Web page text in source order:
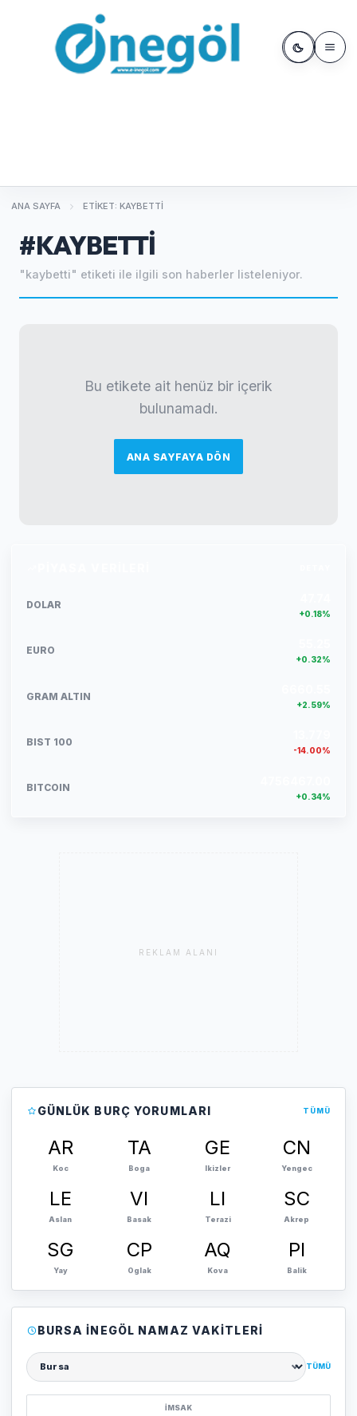
ANA SAYFA ETIKET: KAYBETTI
#KAYBETTI
"kaybetti" etiketi ile ilgili son haberler listeleniyor.
Bu etikete ait henüz bir içerik
bulunamadı.
ANA SAYFAYA DÖN
DOLAR
+0.18%
EURO
+0.32%
GRAM ALTIN
+2.59%
BIST 100
-14.00%
BITCOIN
+0.34%
REKLAM ALANI
GÜNLÜK BURÇ YORUMLARI TÜMÜ
AR
Koc
TA
Boga
GE
Ikizler
CN
Yengec
LE
Aslan
VI
Basak
LI
Terazi
SC
Akrep
SG
Yay
CP
Oglak
AQ
Kova
PI
Balik
BURSA İNEGÖL NAMAZ VAKITLERI
Şehir seçin
TÜMÜ
İMSAK